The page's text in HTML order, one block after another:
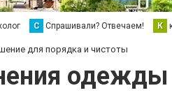
С Спрашивали? Отвечаем! К
для порядка и чистоты